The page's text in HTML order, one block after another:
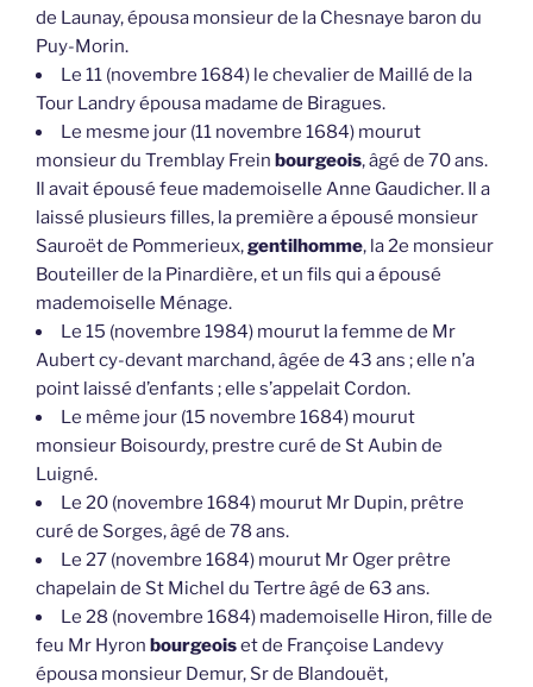
de Launay, épousa monsieur de la Chesnaye baron du
Puy-Morin.
Le 11 (novembre 1684) le chevalier de Maillé de la
Tour Landry épousa madame de Biragues.
Le mesme jour (11 novembre 1684) mourut
monsieur du Tremblay Frein bourgeois, âgé de 70 ans.
Il avait épousé feue mademoiselle Anne Gaudicher. Il a
laissé plusieurs filles, la première a épousé monsieur
Sauroët de Pommerieux,gentilhomme, la 2e monsieur
Bouteiller de la Pinardière, et un fils qui a épousé
mademoiselle Ménage.
Le 15 (novembre 1984) mourut la femme de Mr
Aubert cy-devant marchand, âgée de 43 ans ; elle n’a
point laissé d’enfants ; elle s’appelait Cordon.
Le même jour (15 novembre 1684) mourut
monsieur Boisourdy, prestre curé de St Aubin de
Luigné.
Le 20 (novembre 1684) mourut Mr Dupin, prêtre
curé de Sorges, âgé de 78 ans.
Le 27 (novembre 1684) mourut Mr Oger prêtre
chapelain de St Michel du Tertre âgé de 63 ans.
Le 28 (novembre 1684) mademoiselle Hiron, fille de
feu Mr Hyron bourgeoiset de Françoise Landevy
épousa monsieur Demur, Sr de Blandouët,